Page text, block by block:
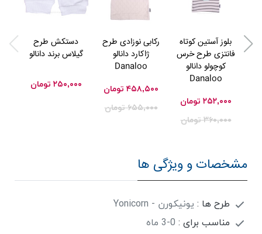
بلوز آستین کوتاه
فانتزی طرح خرس
کوچولو دانالو
Danaloo
۲۵۲,۰۰۰ تومان
۳۶۰,۰۰۰ تومان
رکابی نوزادی طرح
ژاکارد دانالو
Danaloo
۴۵۸,۵۰۰ تومان
۶۵۵,۰۰۰ تومان
دستکش طرح
گیلاس برند دانالو
۲۵۰,۰۰۰ تومان
مشخصات و ویژگی ها
طرح ها : یونیکورن - Yonicorn
مناسب برای : 0-3 ماه